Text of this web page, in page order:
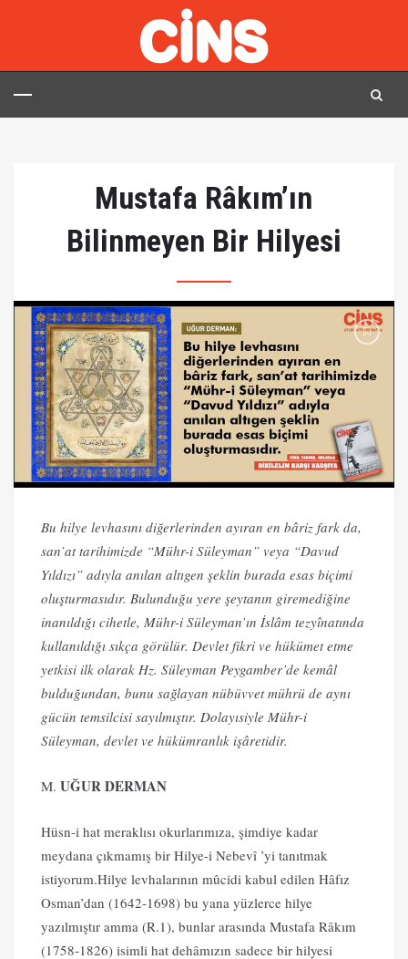
Mustafa Râkım’ın
Bilinmeyen Bir Hilyesi
Bu hilye levhasını diğerlerinden ayıran en bâriz fark da,
san’at tarihimizde “Mühr-i Süleyman” veya “Davud
Yıldızı” adıyla anılan altıgen şeklin burada esas biçimi
oluşturmasıdır. Bulunduğu yere şeytanın giremediğine
inanıldığı cihetle, Mühr-i Süleyman’ın İslâm tezyînatında
kullanıldığı sıkça görülür. Devlet fikri ve hükümet etme
yetkisi ilk olarak Hz. Süleyman Peygamber’de kemâl
bulduğundan, bunu sağlayan nübüvvet mührü de aynı
gücün temsilcisi sayılmıştır. Dolayısiyle Mühr-i
Süleyman, devlet ve hükümranlık işâretidir.
M. UĞUR DERMAN
Hüsn-i hat meraklısı okurlarımıza, şimdiye kadar
meydana çıkmamış bir Hilye-i Nebevî ’yi tanıtmak
istiyorum.Hilye levhalarının mûcidi kabul edilen Hâfız
Osman’dan (1642-1698) bu yana yüzlerce hilye
yazılmıştır amma (R.1), bunlar arasında Mustafa Râkım
(1758-1826) isimli hat dehâmızın sadece bir hilyesi